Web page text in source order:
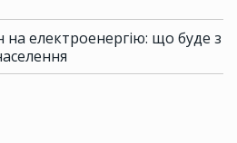
на електроенергію: що буде з